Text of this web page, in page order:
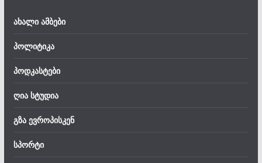
ახალი ამბები
პოლიტიკა
პოდკასტები
ღია სტუდია
გზა ევროპისკენ
სპორტი